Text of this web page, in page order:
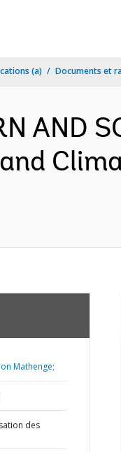
(a) Documents et
AND
Mathenge;
des